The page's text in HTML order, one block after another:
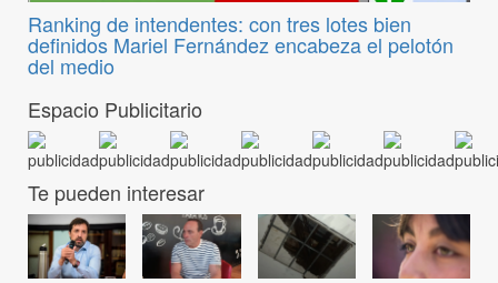
Ranking de intendentes: con tres lotes bien
definidos Mariel Fernández encabeza el pelotón
del medio
Espacio Publicitario
Te pueden interesar